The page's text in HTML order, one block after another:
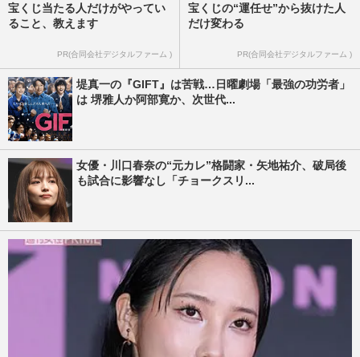
宝くじ当たる人だけがやってい
ること、教えます
PR(合同会社デジタルファーム )
宝くじの“運任せ”から抜けた人
だけ変わる
PR(合同会社デジタルファーム )
堤真一の『GIFT』は苦戦…日曜劇場「最強の功労者」
は 堺雅人か阿部寛か、次世代...
女優・川口春奈の“元カレ”格闘家・矢地祐介、破局後
も試合に影響なし「チョークスリ...